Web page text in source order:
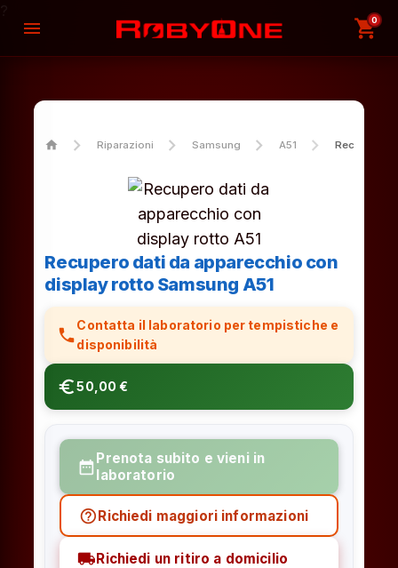
menu shopping_cart
0
home Riparazioni Samsung A51 Recupero
Recupero dati da apparecchio con
display rotto Samsung A51
phone
Contatta il laboratorio per tempistiche e
disponibilità
euro_symbol50,00 €
help_outlineRichiedi maggiori informazioni
date_range Prenota subito e vieni in
laboratorio
local_shippingRichiedi un ritiro a domicilio